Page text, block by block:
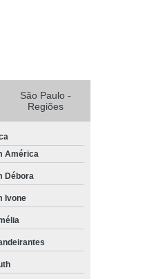
o Cabelo
de Cabelo
de Cabelo
Feminino
Masculino
São Paulo -
Regiões
América
Débora
Ivone